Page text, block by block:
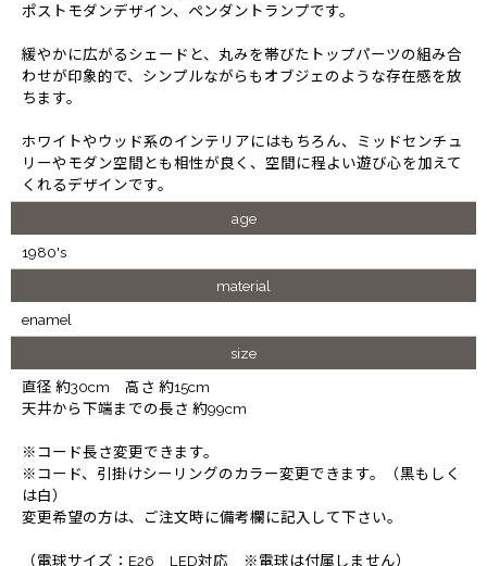
ポストモダンデザイン、ペンダントランプです。
緩やかに広がるシェードと、丸みを帯びたトップパーツの組み合
わせが印象的で、シンプルながらもオブジェのような存在感を放
ちます。
ホワイトやウッド系のインテリアにはもちろん、ミッドセンチュ
リーやモダン空間とも相性が良く、空間に程よい遊び心を加えて
くれるデザインです。
age
1980's
material
enamel
size
直径 約30cm 高さ 約15cm
天井から下端までの長さ 約99cm
※コード長さ変更できます。
※コード、引掛けシーリングのカラー変更できます。（黒もしく
は白）
変更希望の方は、ご注文時に備考欄に記入して下さい。
（電球サイズ：E26 LED対応 ※電球は付属しません）